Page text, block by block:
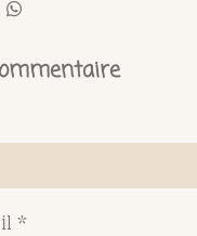
P
t
a
r
*